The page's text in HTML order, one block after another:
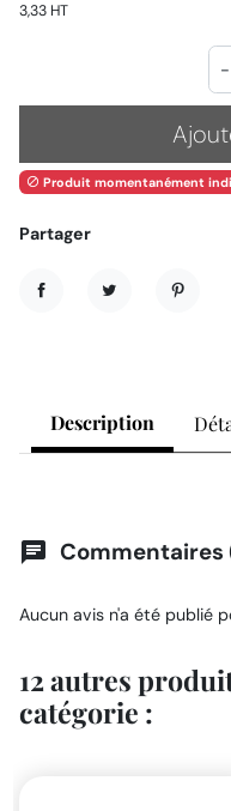
3,33 HT
-
 Produit momentanément
Partager
Description
chat Commentaires
Aucun avis n'a été publié
12 autres
catégorie :